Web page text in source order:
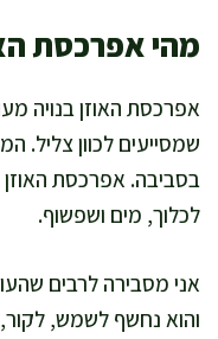
מהי אפרכסת
אפרכסת האוזן בנויה
שמסייעים לכוון צליל.
בסביבה. אפרכסת
לכלוך, מים ושפשוף.
אני מסבירה לרבים
והוא נחשף לשמש,